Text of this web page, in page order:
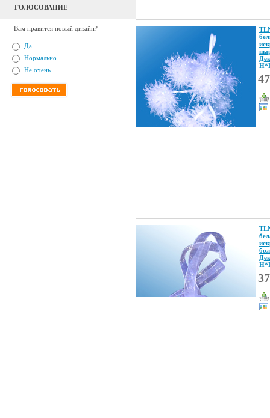
ГОЛОСОВАНИЕ
Вам нравится новый дизайн?
Да
Нормально
Не очень